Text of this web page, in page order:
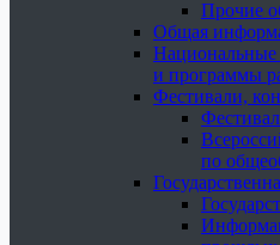
Прочие
Общая
Национальные
и программы
Фестивали,
по